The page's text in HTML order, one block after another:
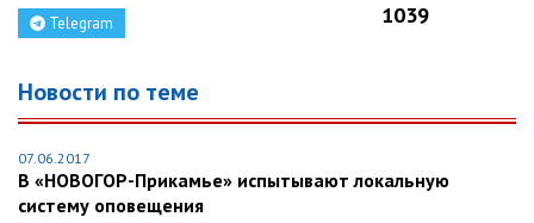
Telegram
1039
Новости по теме
07.06.2017
В «НОВОГОР-Прикамье» испытывают локальную
систему оповещения